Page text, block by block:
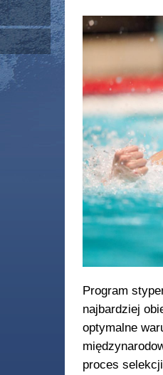
Program
najbardziej
optymalne
proces